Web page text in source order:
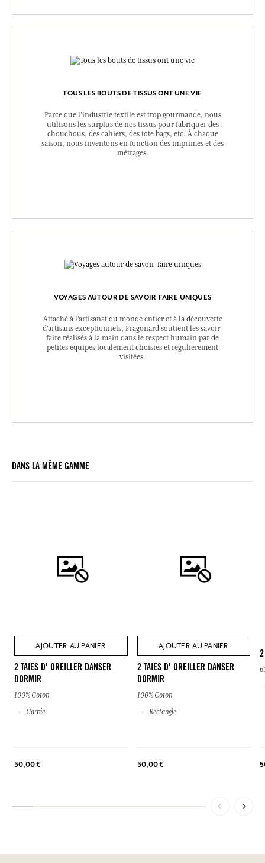
TOUS LES BOUTS DE TISSUS ONT UNE VIE
Parce que l’industrie textile est trop gourmande, nous
utilisons les surplus de nos tissus pour fabriquer des
chouchous, des cahiers, des tote bags, etc. À chaque
saison, nous inventons en fonction des imprimés et des
métrages.
VOYAGES AUTOUR DE SAVOIR-FAIRE UNIQUES
Attaché à l’artisanat du monde entier et à la découverte
d’artisans exceptionnels, Fragonard soutient les savoir-
faire réalisés à la main dans le respect humain par de
petites équipes localement choisies et régulièrement
visitées.
DANS LA MÊME GAMME
AJOUTER AU PANIER
2 TAIES D' OREILLER DANSER
DORMIR
100% Coton
Carrée
50,00 €
AJOUTER AU PANIER
2 TAIES D' OREILLER DANSER
DORMIR
100% Coton
Rectangle
50,00 €
2